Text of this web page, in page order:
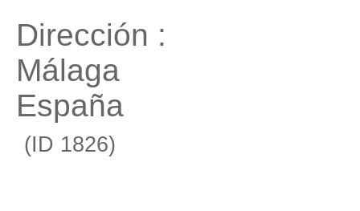
Dirección :
Málaga
España
(ID 1826)